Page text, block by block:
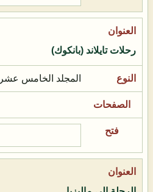
رحلات تايلاند (بانكوك)
المجلد الخامس عشر